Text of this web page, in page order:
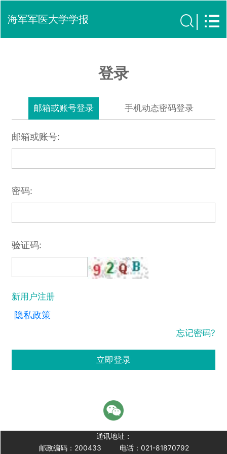
海军军医大学学报
登录
邮箱或账号登录 手机动态密码登录
邮箱或账号:
密码:
验证码:
新用户注册
隐私政策
忘记密码?
立即登录
通讯地址：
邮政编码：200433
电话：021-81870792